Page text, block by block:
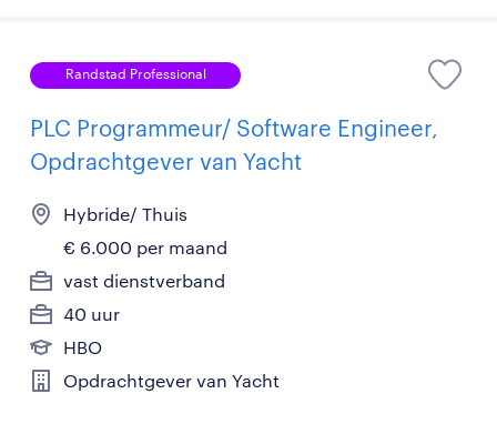
Randstad Professional
PLC Programmeur/ Software Engineer,
Opdrachtgever van Yacht
Hybride/ Thuis
€ 6.000 per maand
vast dienstverband
40 uur
HBO
Opdrachtgever van Yacht